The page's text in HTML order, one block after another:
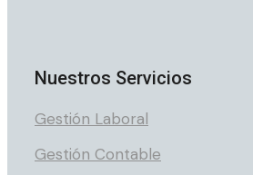
Nuestros Servicios
Gestión Laboral
Gestión Contable